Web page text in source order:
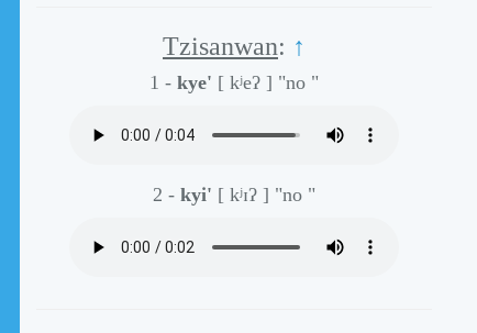
Tzisanwan: ↑
1 - kye' [ kʲeʔ ] "no "
2 - kyi' [ kʲɪʔ ] "no "